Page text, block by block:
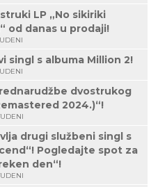
LP „No sikiriki
od danas u prodaji!
singl s albuma Million 2!
dvostrukog
2024.)“!
drugi službeni singl s
Pogledajte spot za
den“!